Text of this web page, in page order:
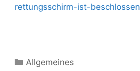
rettungsschirm-ist-beschlossen
Kategorien
Allgemeines